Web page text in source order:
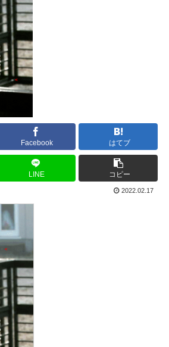
Facebook はてブ
LINE コピー
2022.02.17